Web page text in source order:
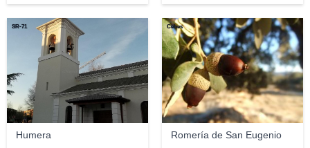
Humera
SR-71
Romería de San Eugenio
Cebes